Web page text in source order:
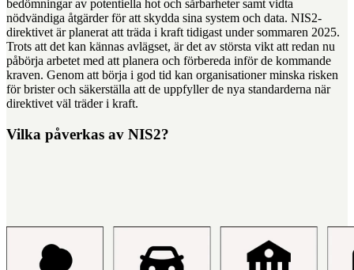
bedömningar av potentiella hot och sårbarheter samt vidta
nödvändiga åtgärder för att skydda sina system och data. NIS2-
direktivet är planerat att träda i kraft tidigast under sommaren 2025.
Trots att det kan kännas avlägset, är det av största vikt att redan nu
påbörja arbetet med att planera och förbereda inför de kommande
kraven. Genom att börja i god tid kan organisationer minska risken
för brister och säkerställa att de uppfyller de nya standarderna när
direktivet väl träder i kraft.
Vilka påverkas av NIS2?